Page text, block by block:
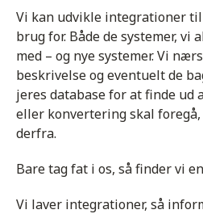
Vi kan udvikle integrationer
brug for. Både de systemer, vi
med – og nye systemer. Vi
beskrivelse og eventuelt de
jeres databasefor at finde ud
eller konvertering skal foregå,
derfra.
Bare tag fat i os, så finder vi
Vi laver integrationer, så